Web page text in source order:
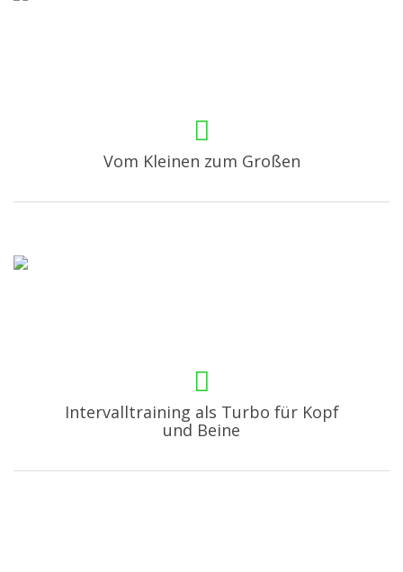
Vom Kleinen zum Großen
Intervalltraining als Turbo für Kopf
und Beine